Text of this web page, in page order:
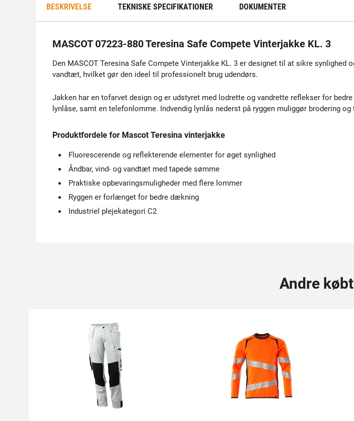
BESKRIVELSE TEKNISKE SPECIFIKATIONER DOKUMENTER
MASCOT 07223-880 Teresina Safe Compete Vinterjakke KL. 3
Den MASCOT Teresina Safe Compete Vinterjakke KL. 3 er designet til at sikre
vandtæt, hvilket gør den ideel til professionelt brug udendørs.
Jakken har en tofarvet design og er udstyret med lodrette og vandrette reflekser for
lynlåse, samt en telefonlomme. Indvendig lynlås nederst på ryggen muliggør brodering
Produktfordele for Mascot Teresina vinterjakke
Fluorescerende og reflekterende elementer for øget synlighed
Åndbar, vind- og vandtæt med tapede sømme
Praktiske opbevaringsmuligheder med flere lommer
Ryggen er forlænget for bedre dækning
Industriel plejekategori C2
Andre